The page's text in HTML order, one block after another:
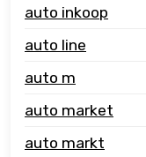
auto inkoop
auto line
auto m
auto market
auto markt